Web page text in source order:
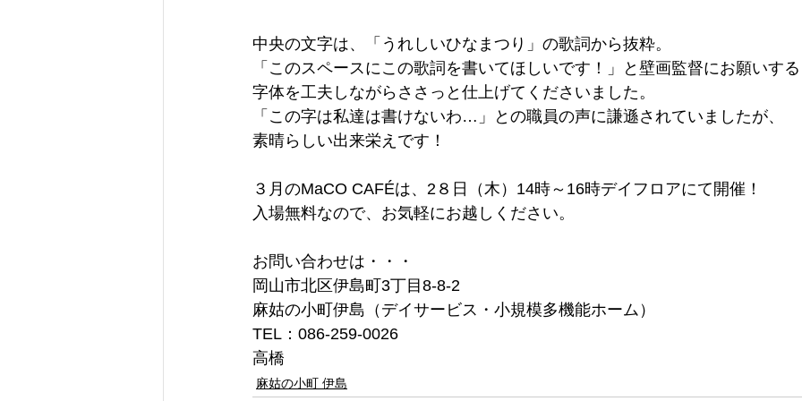
中央の文字は、「うれしいひなまつり」の歌詞から抜粋。
「このスペースにこの歌詞を書いてほしいです！」と壁画監督にお願いす
字体を工夫しながらささっと仕上げてくださいました。
「この字は私達は書けないわ…」との職員の声に謙遜されていましたが、
素晴らしい出来栄えです！
３月のMaCO CAFÉは、2８日（木）14時～16時デイフロアにて開催！
入場無料なので、お気軽にお越しください。
お問い合わせは・・・
岡山市北区伊島町3丁目8-8-2
麻姑の小町伊島（デイサービス・小規模多機能ホーム）
TEL：086-259-0026
高橋
麻姑の小町 伊島